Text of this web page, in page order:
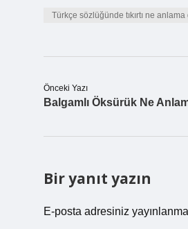
Türkçe sözlüğünde tıkırtı ne
Önceki Yazı
Balgamlı Öksürük Ne
Bir yanıt yazın
E-posta adresiniz